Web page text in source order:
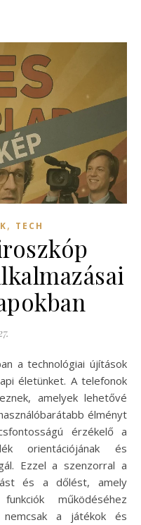
, TECH
életünket. A telefonok
amelyek lehetővé
élményt
érzékelő a
orientációjának és
Ezzel a szenzorral a
és a dőlést, amely
működéséhez
nemcsak a játékok és